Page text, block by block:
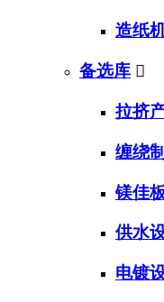
造纸
备选库 
拉挤
缠绕
镁佳
供水
电镀